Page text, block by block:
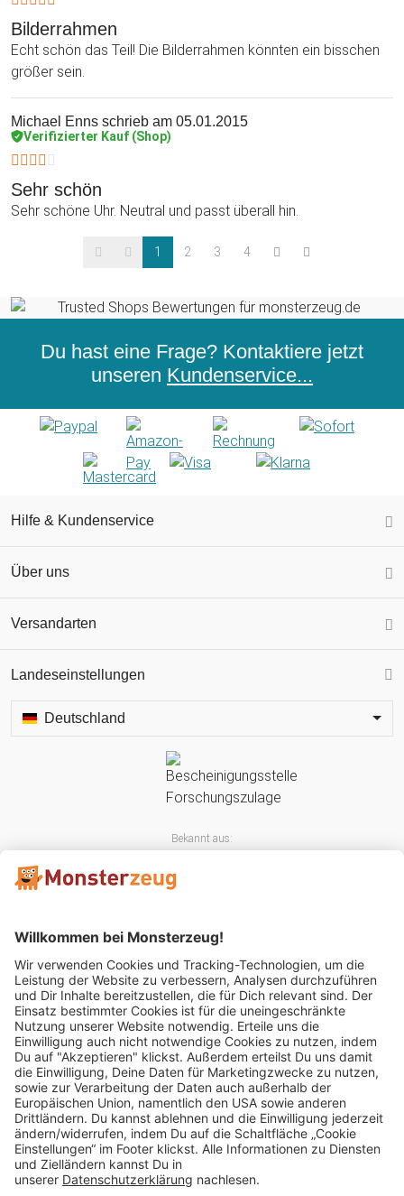
Bilderrahmen
Echt schön das Teil! Die Bilderrahmen könnten ein bisschen
größer sein.
Michael Enns schrieb am 05.01.2015
Verifizierter Kauf (Shop)
Sehr schön
Sehr schöne Uhr. Neutral und passt überall hin.
1 2 3 4
Du hast eine Frage? Kontaktiere jetzt
unseren Kundenservice...
Hilfe & Kundenservice
Über uns
Versandarten
Landeseinstellungen
Deutschland
Bekannt aus:
Mitglied im:
Impressum AGB Widerrufsbelehrung